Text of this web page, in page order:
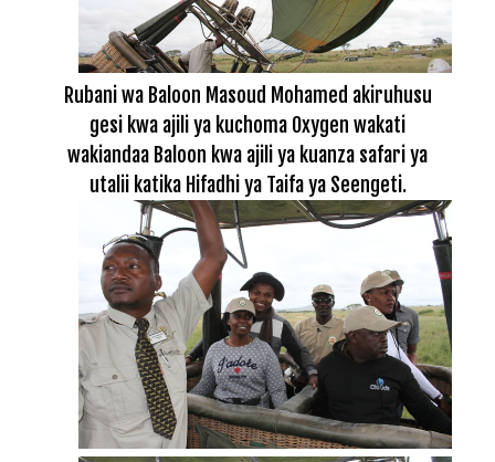
Rubani wa Baloon Masoud Mohamed akiruhusu
gesi kwa ajili ya kuchoma Oxygen wakati
wakiandaa Baloon kwa ajili ya kuanza safari ya
utalii katika Hifadhi ya Taifa ya Seengeti.